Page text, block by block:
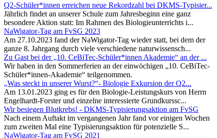
Q2-Schüler*innen erreichen neue Rekordzahl bei DKMS-Typisier...
Jährlich findet an unserer Schule zum Jahresbeginn eine ganz
besondere Aktion statt: Im Rahmen des Biologieunterrichts i...
NaWigator-Tag am FvSG 2023
Am 27.10.2023 fand der NaWigator-Tag wieder statt, bei dem der
ganze 8. Jahrgang durch viele verschiedene naturwissensch...
Zu Gast bei der „10. CeBiTec-Schüler*innen Akademie“ an der ...
Wir haben in den Sommerferien an der einwöchigen „10. CeBiTec-
Schüler*innen-Akademie“ teilgenommen.
„Was steckt in unserer Wurst?“- Biologie Exkursion der Q2...
Am 13.01.2023 ging es für den Biologie-Leistungskurs von Herrn
Engelhardt-Forster und einzelne interessierte Grundkurssc...
Wir besiegen Blutkrebs! - DKMS-Typisierungsaktion am FvSG
Nach einem Auftakt im vergangenen Jahr fand vor einigen Wochen
zum zweiten Mal eine Typisierungsaktion für potenzielle S...
NaWigator-Tag am FvSG 2021